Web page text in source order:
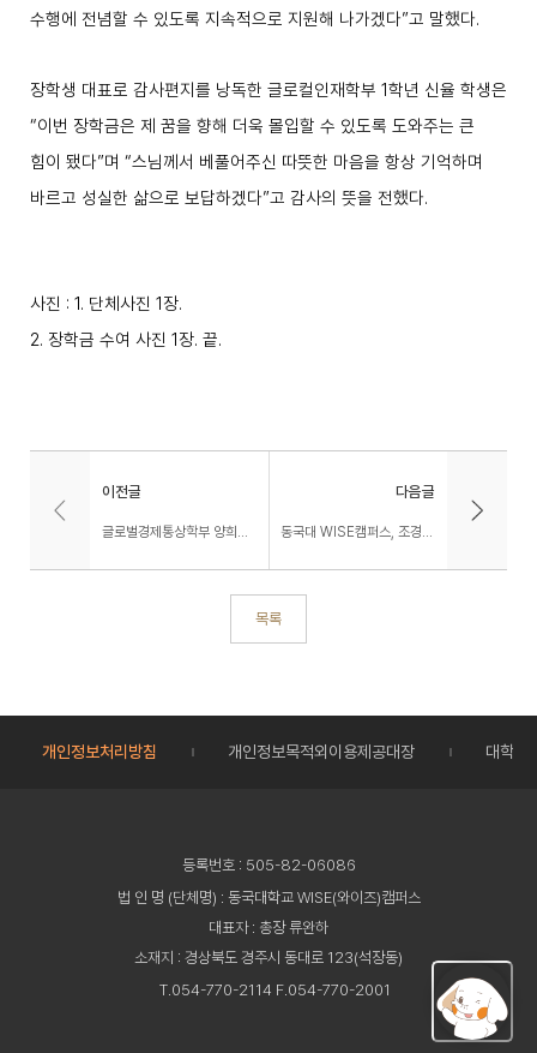
수행에 전념할 수 있도록 지속적으로 지원해 나가겠다”고 말했다.
장학생 대표로 감사편지를 낭독한 글로컬인재학부 1학년 신율 학생은
“이번 장학금은 제 꿈을 향해 더욱 몰입할 수 있도록 도와주는 큰
힘이 됐다”며 “스님께서 베풀어주신 따뜻한 마음을 항상 기억하며
바르고 성실한 삶으로 보답하겠다”고 감사의 뜻을 전했다.
사진 : 1. 단체사진 1장.
2. 장학금 수여 사진 1장. 끝.
이전글
글로벌경제통상학부 양희진 교수, 2026년도 한국연구재단 인문사회분야 중견연구자 지원사업 선정
다음글
동국대 WISE캠퍼스, 조경·정원디자인학과 96학번 동문들, 학과 발전기금 1천만 원 기부
목록
개인정보처리방침 개인정보목적외이용제공대장 대학정
등록번호 : 505-82-06086
법 인 명 (단체명) : 동국대학교 WISE(와이즈)캠퍼스
대표자 : 총장 류완하
소재지 : 경상북도 경주시 동대로 123(석장동)
T.054-770-2114 F.054-770-2001